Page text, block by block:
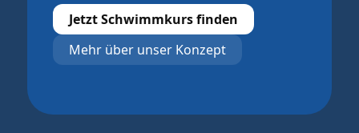
Jetzt Schwimmkurs finden
Mehr über unser Konzept